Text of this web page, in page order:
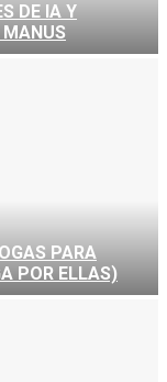
DE IA Y
PARA
POR ELLAS)